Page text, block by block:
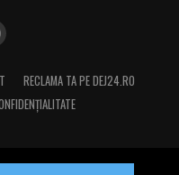
RECLAMA TA PE DEJ24.RO